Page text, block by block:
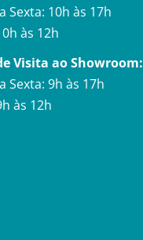
Sexta: 10h às 17h
às 12h
Visita ao Showroom:
Sexta: 9h às 17h
às 12h